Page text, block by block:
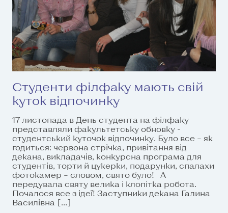
Студенти філфаку мають свій
куток відпочинку
17 листопада в День студента на філфаку
представляли факультетську обновку -
студентський куточок відпочинку. Було все – як
годиться: червона стрічка, привітання від
декана, викладачів, конкурсна програма для
студентів, торти й цукерки, подарунки, спалахи
фотокамер – словом, свято було! А
передувала святу велика і клопітка робота.
Почалося все з ідеї! Заступники декана Галина
Василівна […]